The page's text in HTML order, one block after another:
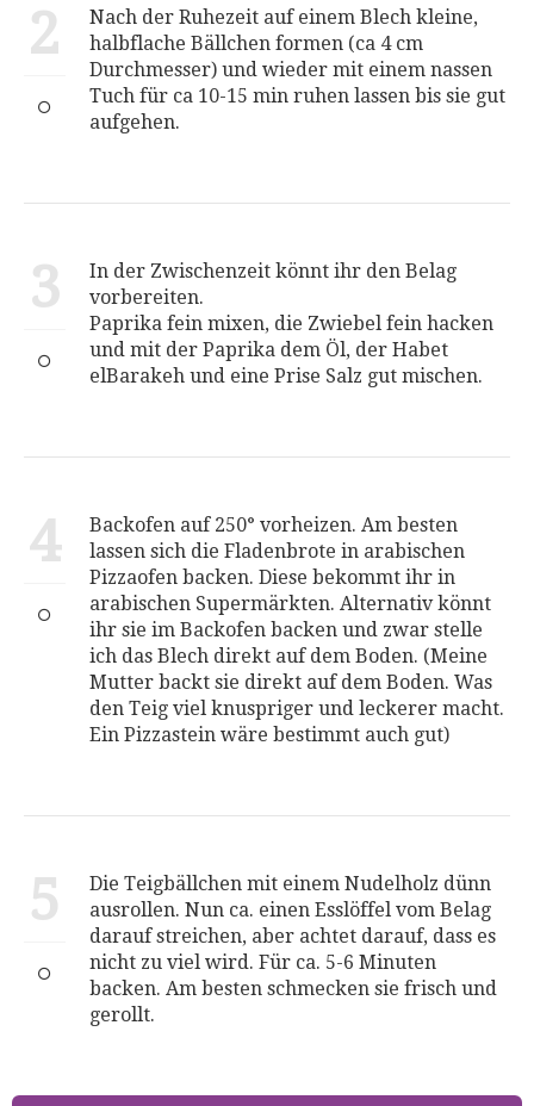
2
Nach der Ruhezeit auf einem Blech kleine,
halbflache Bällchen formen (ca 4 cm
Durchmesser) und wieder mit einem nassen
Tuch für ca 10-15 min ruhen lassen bis sie gut
aufgehen.
3
In der Zwischenzeit könnt ihr den Belag
vorbereiten.
Paprika fein mixen, die Zwiebel fein hacken
und mit der Paprika dem Öl, der Habet
elBarakeh und eine Prise Salz gut mischen.
4
Backofen auf 250° vorheizen. Am besten
lassen sich die Fladenbrote in arabischen
Pizzaofen backen. Diese bekommt ihr in
arabischen Supermärkten. Alternativ könnt
ihr sie im Backofen backen und zwar stelle
ich das Blech direkt auf dem Boden. (Meine
Mutter backt sie direkt auf dem Boden. Was
den Teig viel knuspriger und leckerer macht.
Ein Pizzastein wäre bestimmt auch gut)
5
Die Teigbällchen mit einem Nudelholz dünn
ausrollen. Nun ca. einen Esslöffel vom Belag
darauf streichen, aber achtet darauf, dass es
nicht zu viel wird. Für ca. 5-6 Minuten
backen. Am besten schmecken sie frisch und
gerollt.